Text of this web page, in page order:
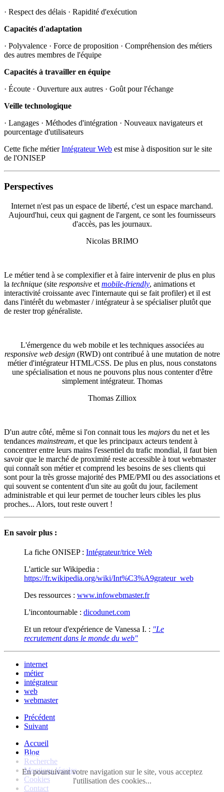
· Respect des délais · Rapidité d'exécution
Capacités d'adaptation
· Polyvalence · Force de proposition · Compréhension des métiers
des autres membres de l'équipe
Capacités à travailler en équipe
· Écoute · Ouverture aux autres · Goût pour l'échange
Veille technologique
· Langages · Méthodes d'intégration · Nouveaux navigateurs et
pourcentage d'utilisateurs
Cette fiche métierIntégrateur Web est mise à disposition sur le site
de l'ONISEP
Perspectives
Internet n'est pas un espace de liberté, c'est un espace marchand.
Aujourd'hui, ceux qui gagnent de l'argent, ce sont les fournisseurs
d'accès, pas les journaux.
Nicolas BRIMO
Le métier tend à se complexifier et à faire intervenir de plus en plus
la technique (site responsive et mobile-friendly, animations et
interactivité croissante avec l'internaute qui se fait profiler) et il est
dans l'intérêt du webmaster / intégrateur à se spécialiser plutôt que
de rester trop généraliste.
L'émergence du web mobile et les techniques associées au
responsive web design(RWD) ont contribué à une mutation de notre
métier d'intégrateur HTML/CSS. De plus en plus, nous constatons
une spécialisation et nous ne pouvons plus nous contenter d'être
simplement intégrateur. Thomas
Thomas Zilliox
D'un autre côté, même si l'on connait tous les majors du net et les
tendances mainstream, et que les principaux acteurs tendent à
concentrer entre leurs mains l'essentiel du trafic mondial, il faut bien
savoir que le marché de proximité reste accessible à tout webmaster
qui connaît son métier et comprend les besoins de ses clients qui
sont pour la très grosse majorité des PME/PMI ou des associations et
qui souvent se contentent d'un site au goût du jour, facilement
administrable et qui leur permet de toucher leurs cibles les plus
proches... Alors, tout reste ouvert !
En savoir plus :
La fiche ONISEP : Intégrateur/trice Web
L'article sur Wikipedia :
https://fr.wikipedia.org/wiki/Int%C3%A9grateur_web
Des ressources : www.infowebmaster.fr
L'incontournable : dicodunet.com
Et un retour d'expérience de Vanessa I. : "Le
recrutement dans le monde du web"
internet
métier
intégrateur
web
webmaster
Précédent
Suivant
Accueil
Blog
Recherche
Mentions légales
Cookies
Contact
En poursuivant votre navigation sur le site, vous acceptez
l'utilisation des cookies...